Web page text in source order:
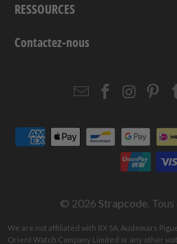
RESSOURCES
Contactez-nous
Email
© 2026 Strapcode.
We are not affiliated with RX SA, Audemars
Orient Watch Company Limited or any other